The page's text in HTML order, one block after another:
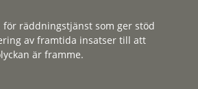
för räddningstjänst som ger stöd
av framtida insatser till att
är framme.